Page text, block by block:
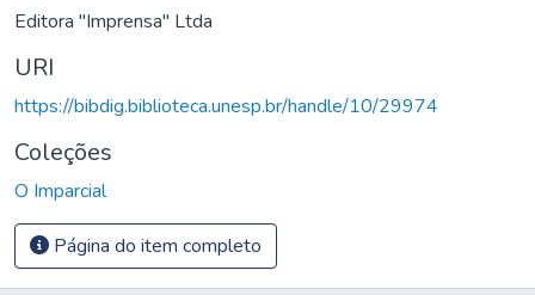
Editora "Imprensa" Ltda
URI
https://bibdig.biblioteca.unesp.br/handle/10/29974
Coleções
O Imparcial
Página do item completo